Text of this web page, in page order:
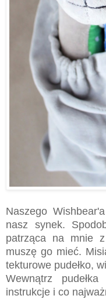
Naszego
nasz synek.
patrząca na mnie
muszę go mieć.
tekturowe pudełko,
Wewnątrz
instrukcje i co